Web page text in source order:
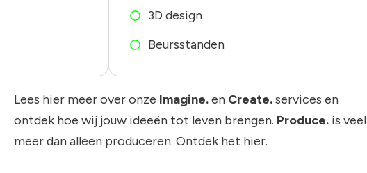
3D design
Beursstanden
Lees hier meer over onze Imagine.en Create.services en
ontdek hoe wij jouw ideeën tot leven brengen. Produce.is veel
meer dan alleen produceren. Ontdek het hier.